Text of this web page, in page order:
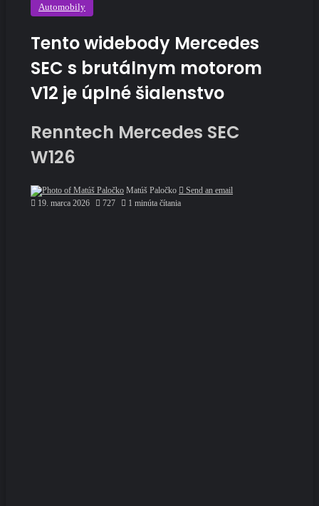
Automobily
Tento widebody Mercedes
SEC s brutálnym motorom
V12 je úplné šialenstvo
Renntech Mercedes SEC
W126
Matúš Paločko
Send an email
19. marca 2026
727 1 minúta čítania